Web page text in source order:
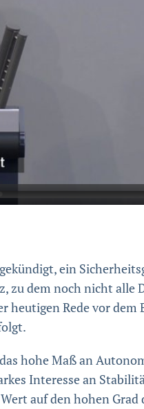
ein
zu dem noch nicht alle
Rede vor dem
hohe Maß an
Interesse an
auf den hohen